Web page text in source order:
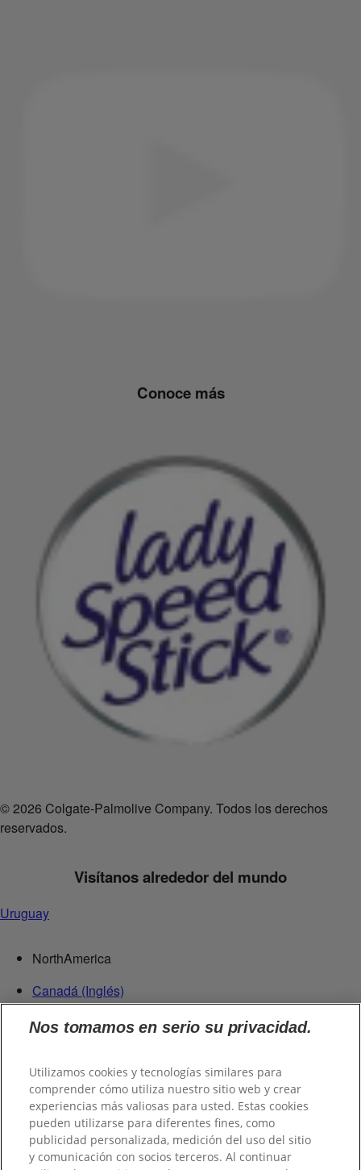
Conoce más
© 2026 Colgate-Palmolive Company. Todos los derechos
reservados.
Visítanos alrededor del mundo
Uruguay
NorthAmerica
Canadá (Inglés)
Canadá (Francés)
Estados Unidos
Centroamérica
Guatemala
Suramérica
Nos tomamos en serio su privacidad.
Utilizamos cookies y tecnologías similares para
comprender cómo utiliza nuestro sitio web y crear
experiencias más valiosas para usted. Estas cookies
pueden utilizarse para diferentes fines, como
publicidad personalizada, medición del uso del sitio
y comunicación con socios terceros. Al continuar